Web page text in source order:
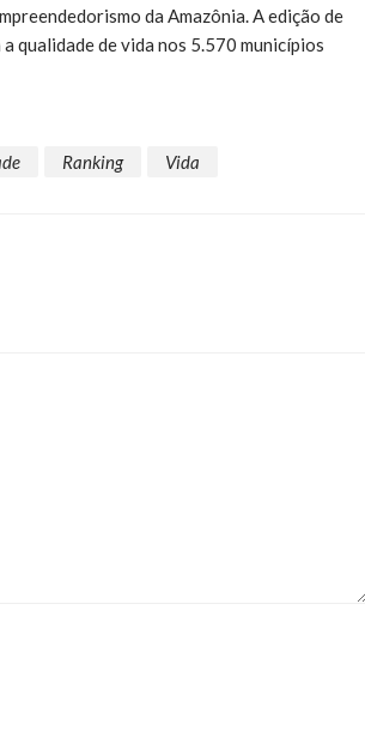
da Amazônia. A edição de
qualidade de vida nos 5.570 municípios
Ranking Vida